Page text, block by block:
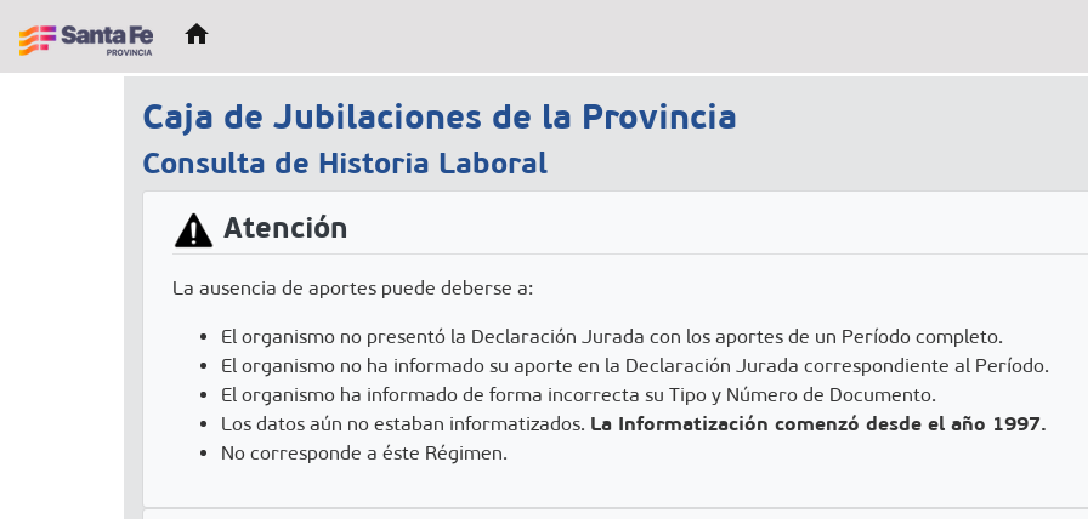
home
Caja de Jubilaciones de la Provincia
Consulta de Historia Laboral
Atención
La ausencia de aportes puede deberse a:
El organismo no presentó la Declaración Jurada con los aportes de un Período completo.
El organismo no ha informado su aporte en la Declaración Jurada correspondiente al Período.
El organismo ha informado de forma incorrecta su Tipo y Número de Documento.
Los datos aún no estaban informatizados. La Informatización comenzó desde el año 1997.
No corresponde a éste Régimen.